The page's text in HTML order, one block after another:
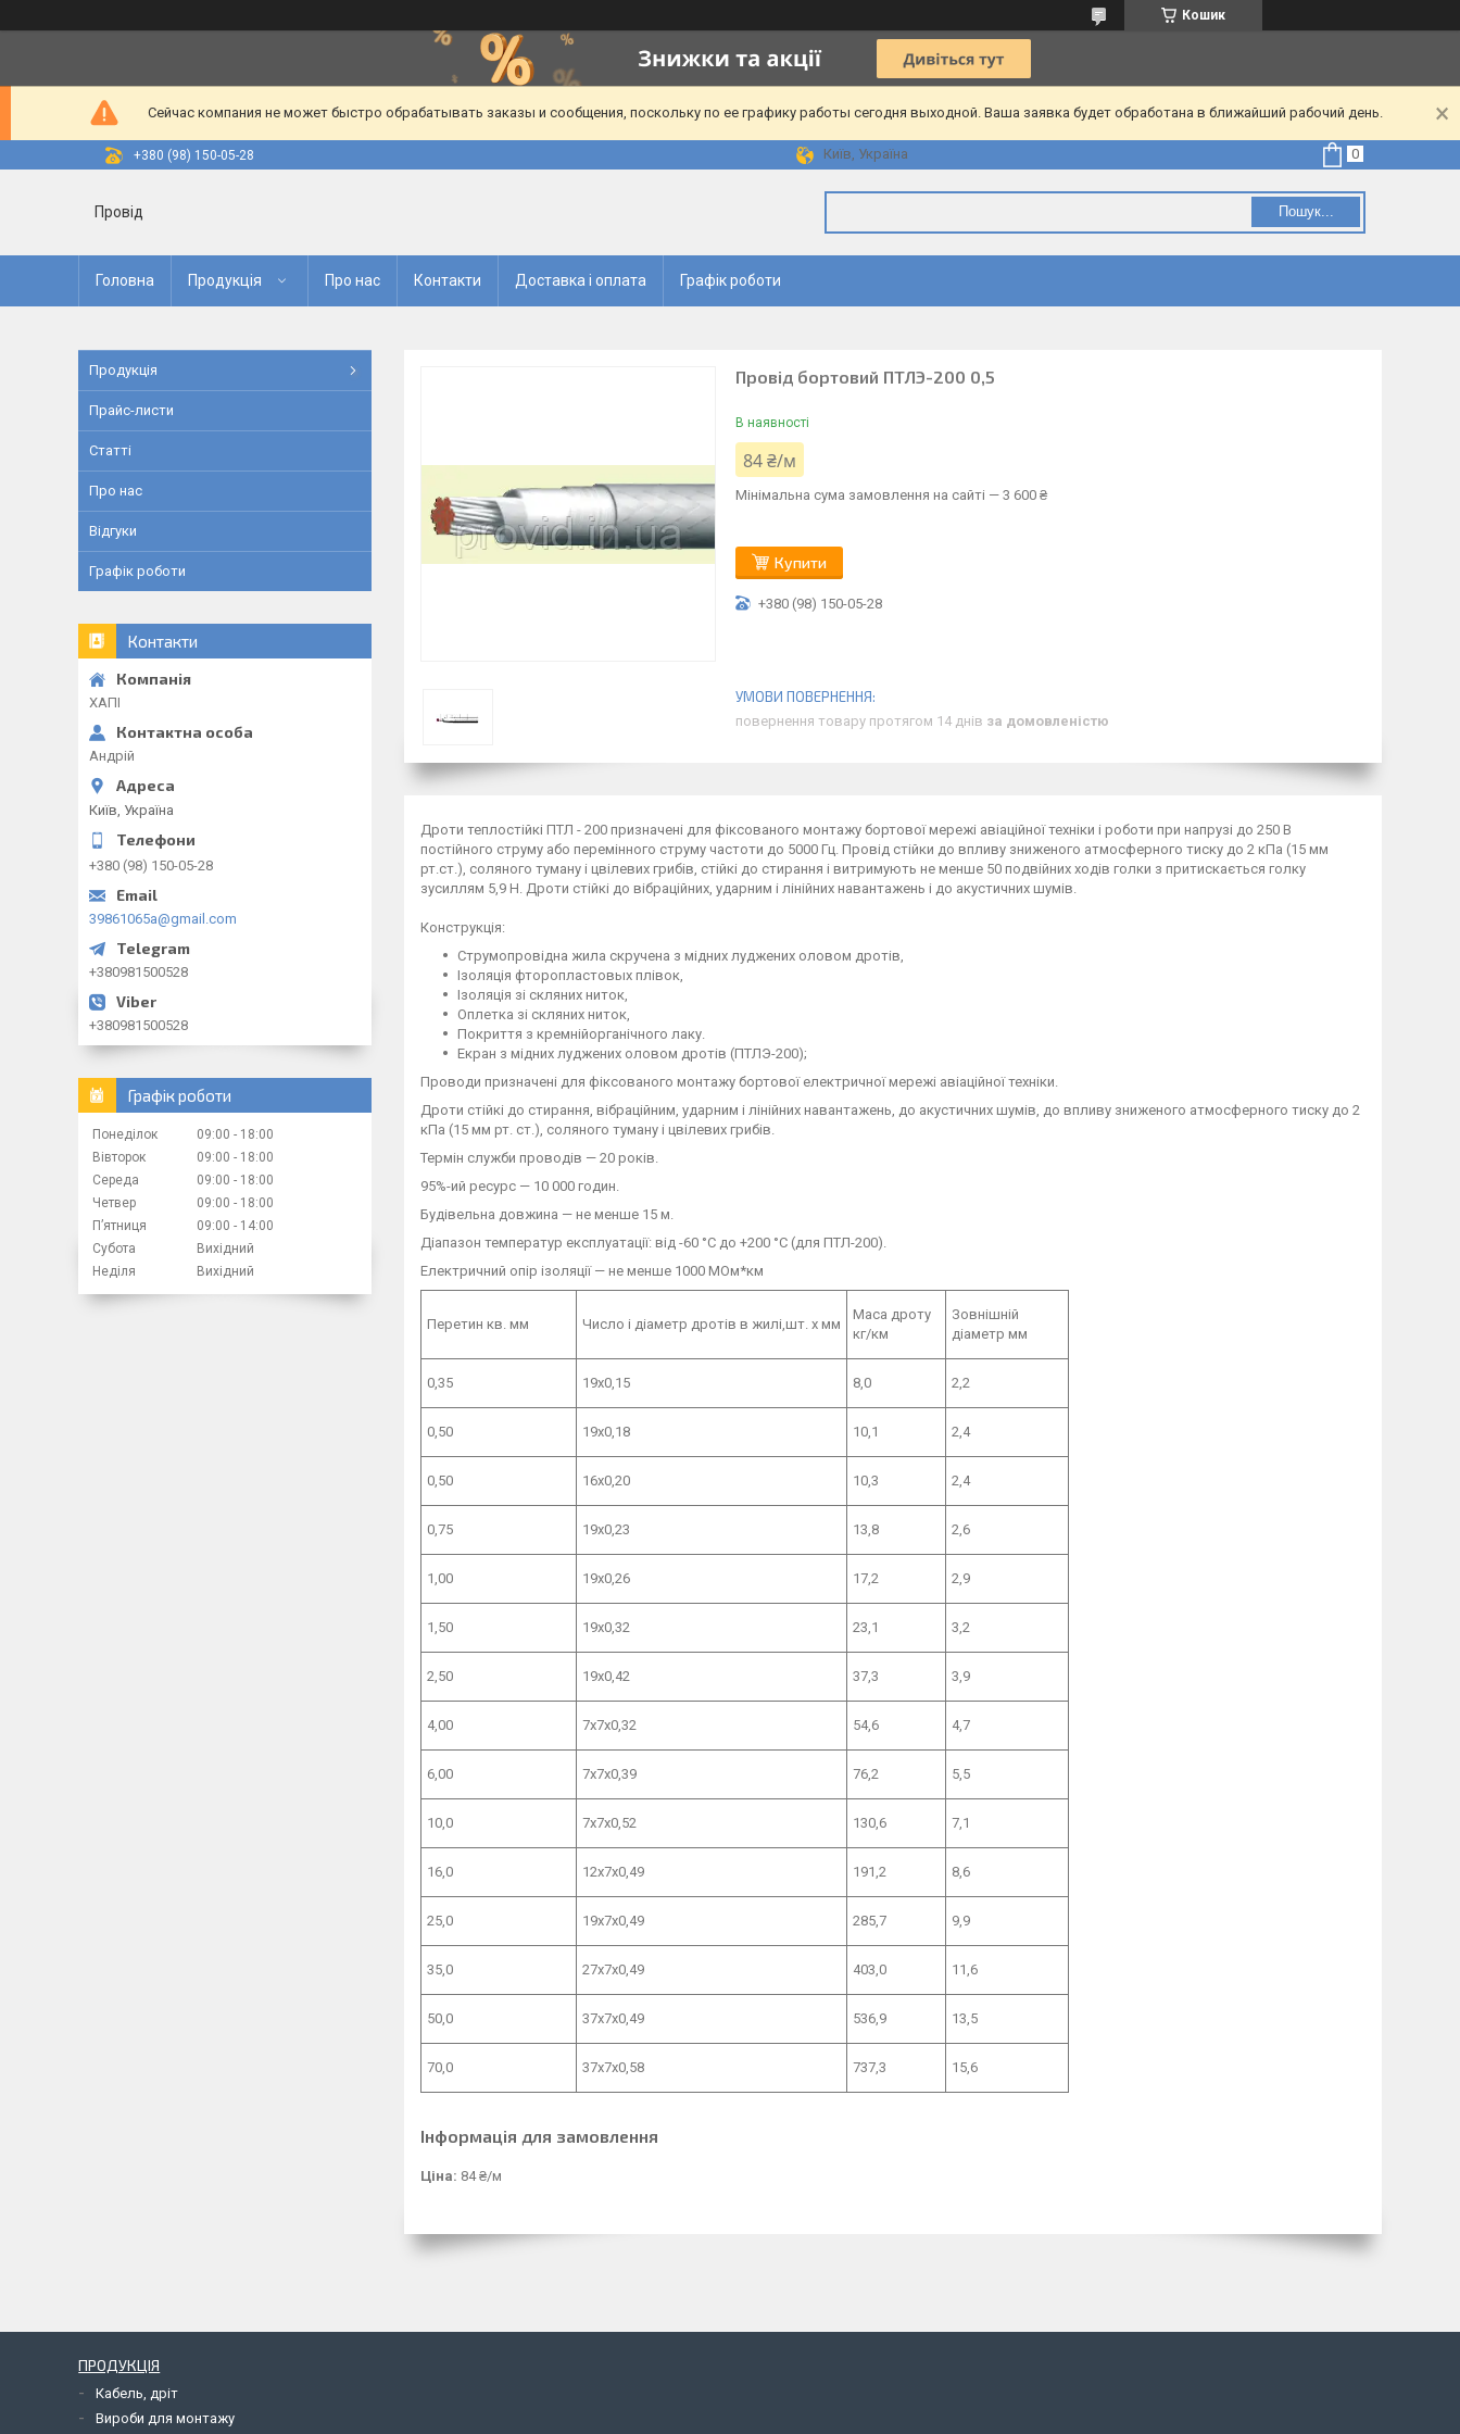
Кошик
Сейчас компания не может быстро обрабатывать заказы и сообщения, поскольку по ее графику работы сегодня выходной. Ваша заявка будет обработана в ближайший рабочий день.
+380 (98) 150-05-28 Київ, Україна
Провід Пошук...
Головна Продукція Про нас Контакти Доставка і оплата Графік роботи
Провід бортовий ПТЛЭ-200 0,5
В наявності
84 ₴/м
Мінімальна сума замовлення на сайті — 3 600 ₴
Купити
+380 (98) 150-05-28
повернення товару протягом 14 днів за домовленістю
Дроти теплостійкі ПТЛ - 200 призначені для фіксованого монтажу бортової мережі авіаційної техніки і роботи при напрузі до 250 В
постійного струму або перемінного струму частоти до 5000 Гц. Провід стійки до впливу зниженого атмосферного тиску до 2 кПа (15 мм
рт.ст.), соляного туману і цвілевих грибів, стійкі до стирання і витримують не менше 50 подвійних ходів голки з притискається голку
зусиллям 5,9 Н. Дроти стійкі до вібраційних, ударним і лінійних навантажень і до акустичних шумів.
Конструкція:
Струмопровідна жила скручена з мідних луджених оловом дротів,
Ізоляція фторопластовых плівок,
Ізоляція зі скляних ниток,
Оплетка зі скляних ниток,
Покриття з кремнійорганічного лаку.
Екран з мідних луджених оловом дротів (ПТЛЭ-200);
Проводи призначені для фіксованого монтажу бортової електричної мережі авіаційної техніки.
Дроти стійкі до стирання, вібраційним, ударним і лінійних навантажень, до акустичних шумів, до впливу зниженого атмосферного тиску до 2
кПа (15 мм рт. ст.), соляного туману і цвілевих грибів.
Термін служби проводів — 20 років.
95%-ий ресурс — 10 000 годин.
Будівельна довжина — не менше 15 м.
Діапазон температур експлуатації: від -60 °С до +200 °С (для ПТЛ-200).
Електричний опір ізоляції — не менше 1000 МОм*км
Перетин кв. мм Число і діаметр дротів в жилі,шт. х мм
Маса дроту
кг/км
Зовнішній
діаметр мм
0,35 19x0,15 8,0 2,2
0,50 19x0,18 10,1 2,4
0,50 16x0,20 10,3 2,4
0,75 19x0,23 13,8 2,6
1,00 19x0,26 17,2 2,9
1,50 19x0,32 23,1 3,2
2,50 19x0,42 37,3 3,9
4,00 7x7x0,32 54,6 4,7
6,00 7x7x0,39 76,2 5,5
10,0 7x7x0,52 130,6 7,1
16,0 12x7x0,49 191,2 8,6
25,0 19x7x0,49 285,7 9,9
35,0 27x7x0,49 403,0 11,6
50,0 37x7x0,49 536,9 13,5
70,0 37x7x0,58 737,3 15,6
Інформація для замовлення
Ціна: 84 ₴/м
Продукція
Прайс-листи
Статті
Про нас
Відгуки
Графік роботи
Контакти
ХАПІ
Андрій
Київ, Україна
+380 (98) 150-05-28
39861065a@gmail.com
+380981500528
+380981500528
Графік роботи
Понеділок 09:00
18:00
Вівторок
09:00
18:00
Середа
09:00
18:00
Четвер
09:00
18:00
Пʼятниця
09:00
14:00
Субота
Вихідний
Неділя
Вихідний
ПРОДУКЦІЯ
Кабель, дріт
Вироби для монтажу